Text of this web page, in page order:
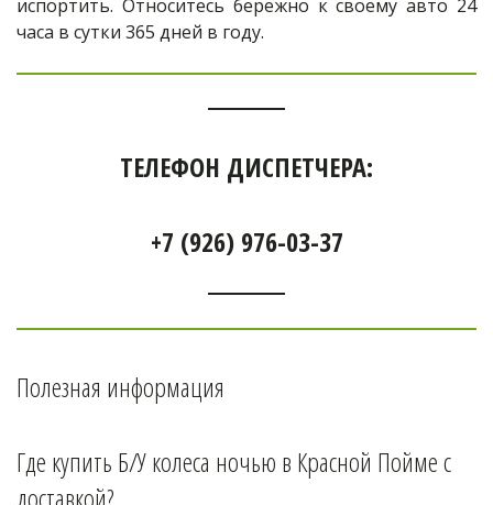
испортить. Относитесь бережно к своему авто 24
часа в сутки 365 дней в году.
ТЕЛЕФОН ДИСПЕТЧЕРА:
+7 (926) 976-03-37
Полезная информация
Где купить Б/У колеса ночью в Красной Пойме с
доставкой?